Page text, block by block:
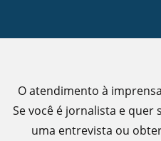
O atendimento à
Se você é jornalista e
uma entrevista ou